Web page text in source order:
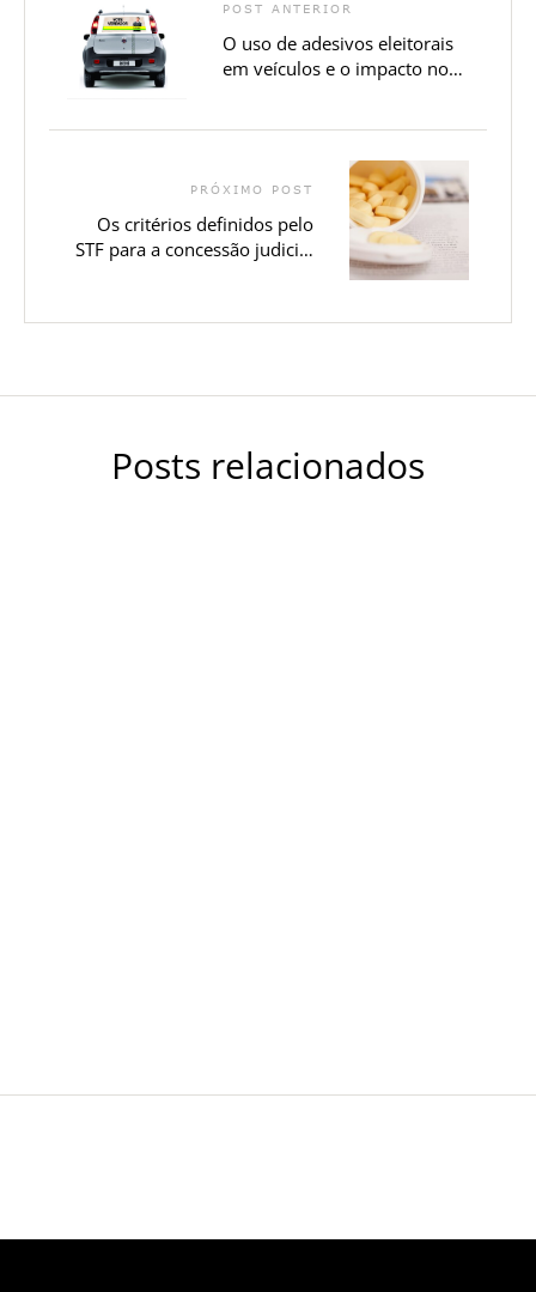
POST ANTERIOR
O uso de adesivos eleitorais
em veículos e o impacto no
PRÓXIMO POST
Os critérios definidos pelo
STF para a concessão judicial
Posts relacionados